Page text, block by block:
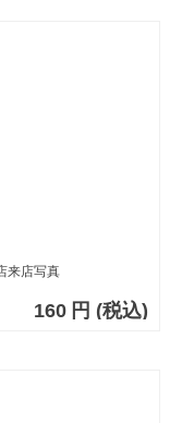
来店写真
160 円 (税込)